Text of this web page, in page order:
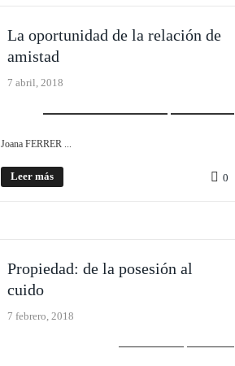
La oportunidad de la relación de
amistad
7 abril, 2018
Joana FERRER ...
Leer más 0
Propiedad: de la posesión al
cuido
7 febrero, 2018